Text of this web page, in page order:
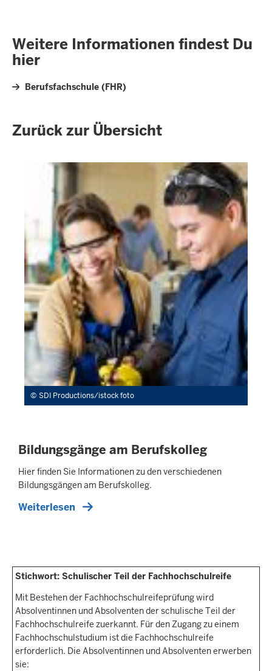
Weitere Informationen findest Du
hier
Berufsfachschule (FHR)
Zurück zur Übersicht
SDI Productions/istock foto
Bildungsgänge am Berufskolleg
Hier finden Sie Informationen zu den verschiedenen
Bildungsgängen am Berufskolleg.
Weiterlesen
Stichwort: Schulischer Teil der Fachhochschulreife
Mit Bestehen der Fachhochschulreifeprüfung wird
Absolventinnen und Absolventen der schulische Teil der
Fachhochschulreife zuerkannt. Für den Zugang zu einem
Fachhochschulstudium ist die Fachhochschulreife
erforderlich. Die Absolventinnen und Absolventen erwerben
sie: